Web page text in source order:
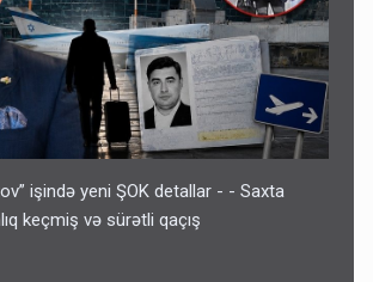
işində yeni ŞOK detallar - - Saxta
keçmiş və sürətli qaçış